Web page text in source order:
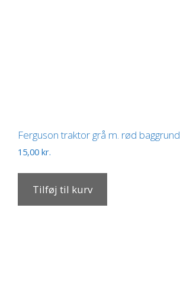
Ferguson traktor grå m. rød baggrund
15,00 kr.
Tilføj til kurv